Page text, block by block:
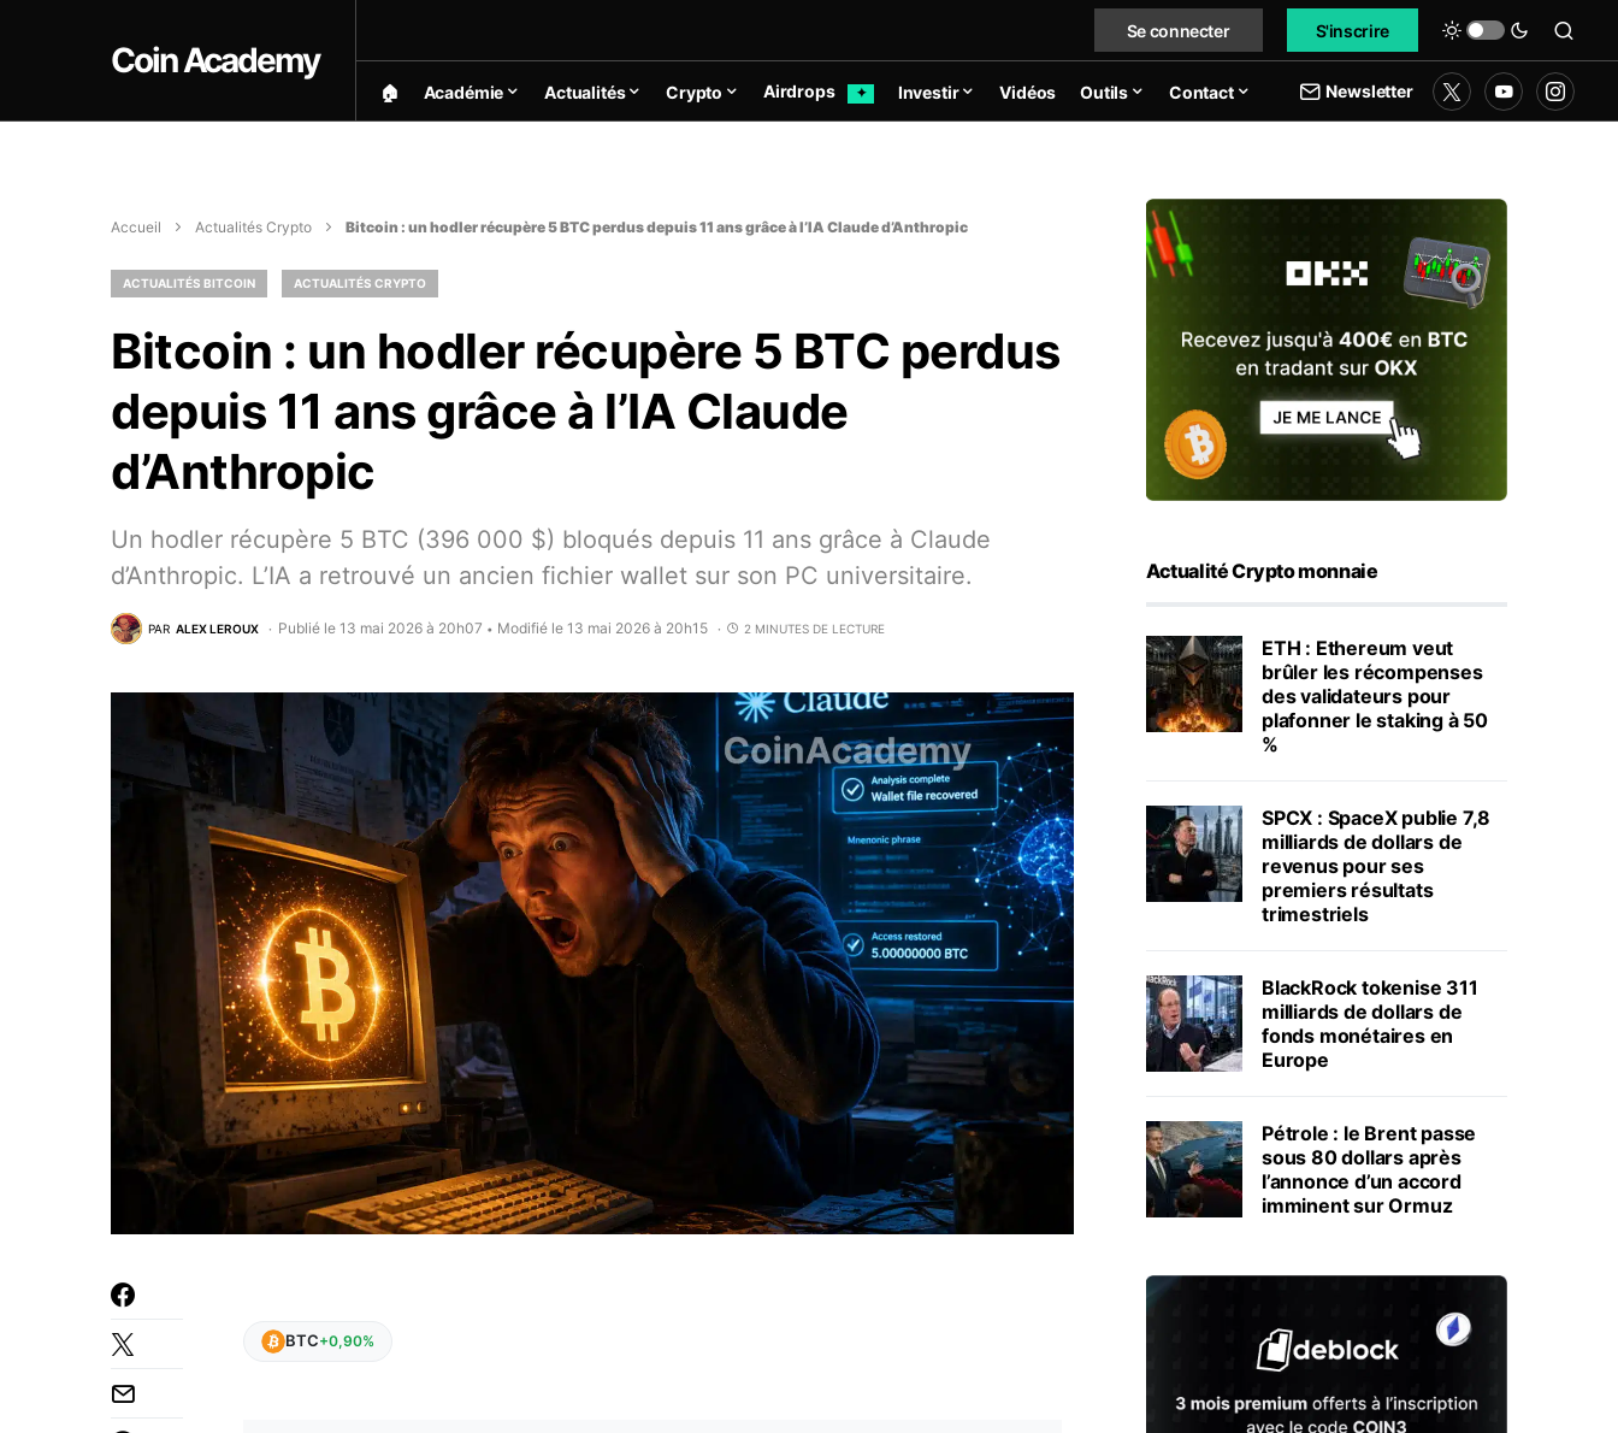
Coin Academy
Se connecter S'inscrire
🏠︎ Académie Actualités Crypto Airdrops ✦ Investir Vidéos Outils Contact Newsletter
Accueil Actualités Crypto Bitcoin : un hodler récupère 5 BTC perdus depuis 11 ans grâce à l’IA Claude d’Anthropic
ACTUALITÉS BITCOIN ACTUALITÉS CRYPTO
Bitcoin : un hodler récupère 5 BTC perdus
depuis 11 ans grâce à l’IA Claude
d’Anthropic
Un hodler récupère 5 BTC (396 000 $) bloqués depuis 11 ans grâce à Claude
d’Anthropic. L’IA a retrouvé un ancien fichier wallet sur son PC universitaire.
PAR ALEX LEROUX Publié le 13 mai 2026 à 20h07 • Modifié le 13 mai 2026 à 20h15 2 MINUTES DE LECTURE
BTC+0,90%
Actualité Crypto monnaie
ETH : Ethereum veut
brûler les récompenses
des validateurs pour
plafonner le staking à 50
%
SPCX : SpaceX publie 7,8
milliards de dollars de
revenus pour ses
premiers résultats
trimestriels
BlackRock tokenise 311
milliards de dollars de
fonds monétaires en
Europe
Pétrole : le Brent passe
sous 80 dollars après
l’annonce d’un accord
imminent sur Ormuz